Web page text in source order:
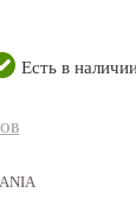
Есть в